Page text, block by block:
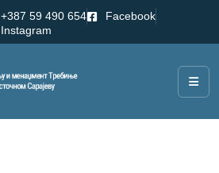
+387 59 490 654
Facebook
Instagram